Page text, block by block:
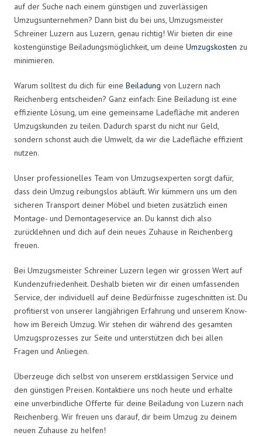
auf der Suche nach einem günstigen und zuverlässigen
Umzugsunternehmen? Dann bist du bei uns, Umzugsmeister
Schreiner Luzern aus Luzern, genau richtig! Wir bieten dir eine
kostengünstige Beiladungsmöglichkeit, um deine Umzugskosten zu
minimieren.
Warum solltest du dich für eine Beiladung von Luzern nach
Reichenberg entscheiden? Ganz einfach: Eine Beiladung ist eine
effiziente Lösung, um eine gemeinsame Ladefläche mit anderen
Umzugskunden zu teilen. Dadurch sparst du nicht nur Geld,
sondern schonst auch die Umwelt, da wir die Ladefläche effizient
nutzen.
Unser professionelles Team von Umzugsexperten sorgt dafür,
dass dein Umzug reibungslos abläuft. Wir kümmern uns um den
sicheren Transport deiner Möbel und bieten zusätzlich einen
Montage- und Demontageservice an. Du kannst dich also
zurücklehnen und dich auf dein neues Zuhause in Reichenberg
freuen.
Bei Umzugsmeister Schreiner Luzern legen wir grossen Wert auf
Kundenzufriedenheit. Deshalb bieten wir dir einen umfassenden
Service, der individuell auf deine Bedürfnisse zugeschnitten ist. Du
profitierst von unserer langjährigen Erfahrung und unserem Know-
how im Bereich Umzug. Wir stehen dir während des gesamten
Umzugsprozesses zur Seite und unterstützen dich bei allen
Fragen und Anliegen.
Überzeuge dich selbst von unserem erstklassigen Service und
den günstigen Preisen. Kontaktiere uns noch heute und erhalte
eine unverbindliche Offerte für deine Beiladung von Luzern nach
Reichenberg. Wir freuen uns darauf, dir beim Umzug zu deinem
neuen Zuhause zu helfen!